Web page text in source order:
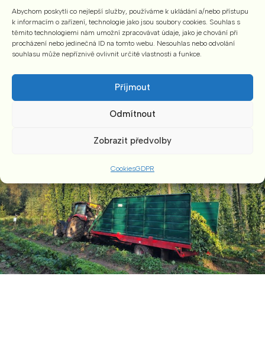
Abychom poskytli co nejlepší služby, používáme k ukládání a/nebo přístupu
k informacím o zařízení, technologie jako jsou soubory cookies. Souhlas s
těmito technologiemi nám umožní zpracovávat údaje, jako je chování při
procházení nebo jedinečná ID na tomto webu. Nesouhlas nebo odvolání
souhlasu může nepříznivě ovlivnit určité vlastnosti a funkce.
Příjmout
Odmítnout
Zobrazit předvolby
CookiesGDPR
oficiální názvy a jen se skrývají pod kódovým
označením.